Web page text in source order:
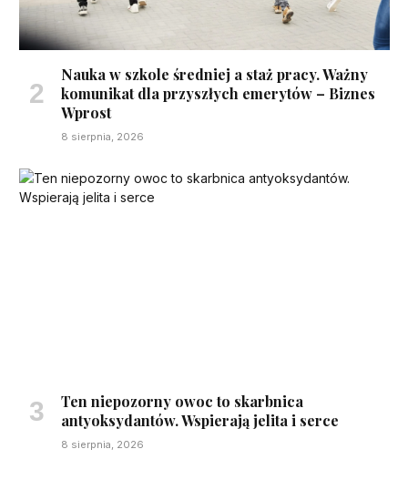
Nauka w szkole średniej a staż pracy. Ważny
komunikat dla przyszłych emerytów – Biznes
Wprost
8 sierpnia, 2026
Ten niepozorny owoc to skarbnica
antyoksydantów. Wspierają jelita i serce
8 sierpnia, 2026